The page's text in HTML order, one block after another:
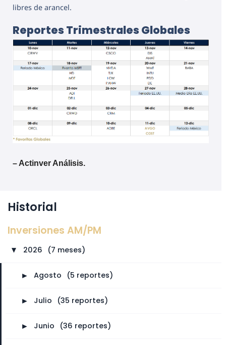
libres de arancel.
Reportes Trimestrales Globales
– Actinver Análisis.
Historial
Inversiones AM/PM
► 2026 (7 meses)
► Agosto (5 reportes)
► Julio (35 reportes)
► Junio (36 reportes)